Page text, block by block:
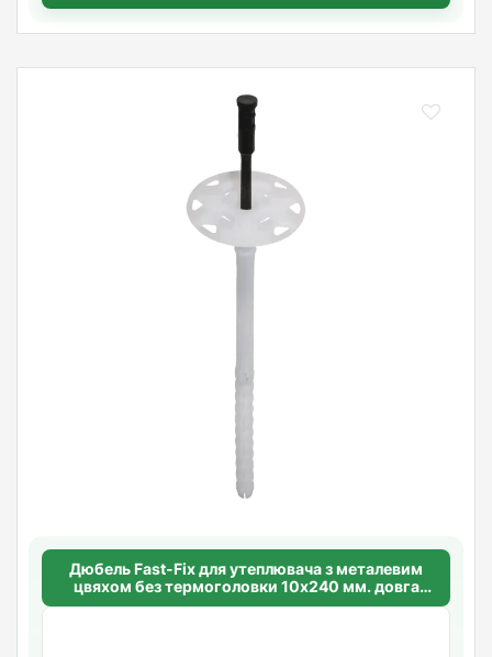
Дюбель Fast-Fix для утеплювача з металевим
цвяхом без термоголовки 10х240 мм. довга
розпорна база